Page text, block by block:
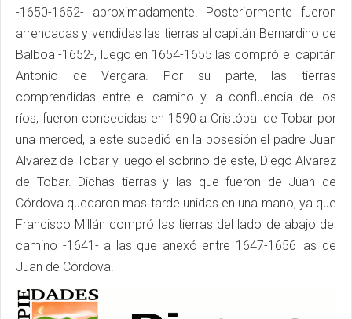
-1650-1652- aproximadamente. Posteriormente fueron
arrendadas y vendidas las tierras al capitán Bernardino de
Balboa -1652-, luego en 1654-1655 las compró el capitán
Antonio de Vergara. Por su parte, las tierras
comprendidas entre el camino y la confluencia de los
ríos, fueron concedidas en 1590 a Cristóbal de Tobar por
una merced, a este sucedió en la posesión el padre Juan
Alvarez de Tobar y luego el sobrino de este, Diego Alvarez
de Tobar. Dichas tierras y las que fueron de Juan de
Córdova quedaron mas tarde unidas en una mano, ya que
Francisco Millán compró las tierras del lado de abajo del
camino -1641- a las que anexó entre 1647-1656 las de
Juan de Córdova.